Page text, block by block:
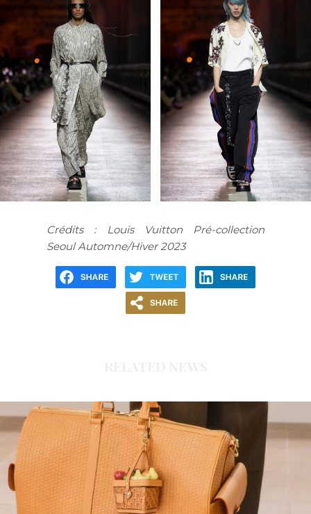
Crédits : Louis Vuitton Pré-collection
Seoul Automne/Hiver 2023